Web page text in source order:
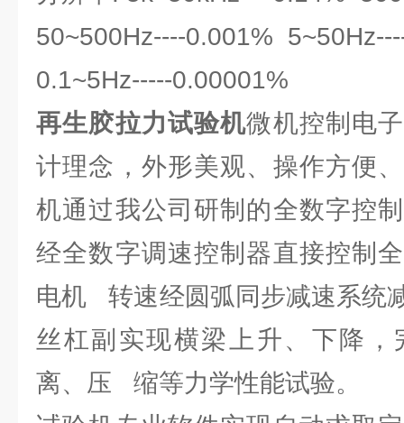
50~500Hz----0.001%
0.1~5Hz-----0.00001%
再生胶拉力试验机微机控制电
计理念，外形美观、操作方便
机通过我公司研制的全数字控
经全数字调速控制器直接控制
电机 转速经圆弧同步减速系统
丝杠副实现横梁上升、下降
离、压 缩等力学性能试验。